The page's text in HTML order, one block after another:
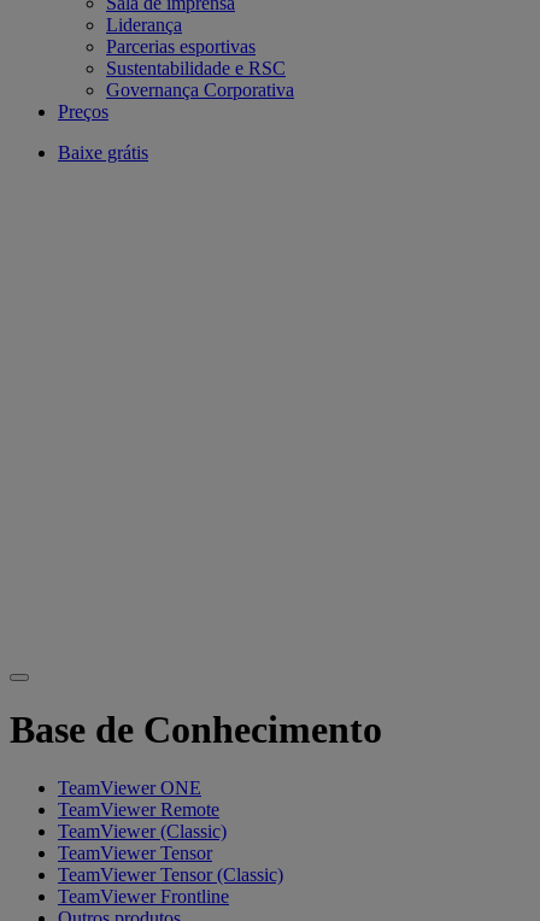
Liderança
Parcerias esportivas
Sustentabilidade e RSC
Governança Corporativa
Preços
Baixe grátis
Base de Conhecimento
TeamViewer ONE
TeamViewer Remote
TeamViewer (Classic)
TeamViewer Tensor
TeamViewer Tensor (Classic)
TeamViewer Frontline